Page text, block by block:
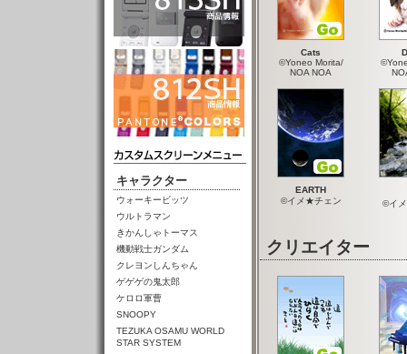
Cats
©Yoneo Morita/
NOA NOA
EARTH
©イメ★チェン
©イ
クリエイター
キャラクター
ウォーキービッツ
ウルトラマン
きかんしゃトーマス
機動戦士ガンダム
クレヨンしんちゃん
ゲゲゲの鬼太郎
ケロロ軍曹
SNOOPY
TEZUKA OSAMU WORLD
STAR SYSTEM